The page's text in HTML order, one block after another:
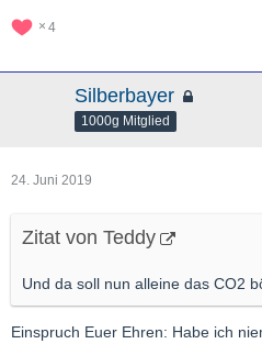
4
Silberbayer
1000g Mitglied
24. Juni 2019
Zitat von Teddy
Und da soll nun alleine das CO2
Einspruch Euer Ehren: Habe ich